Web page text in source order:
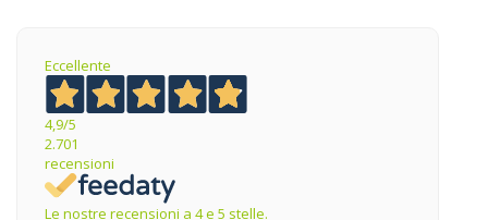
Eccellente
4,9/5
2.701
recensioni
Le nostre recensioni a 4 e 5 stelle.